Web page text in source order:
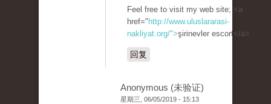
Feel free to visit my web site; <a
href=" http://www.uluslararasi-
nakliyat.org/">şirinevler escort</a>
回复
Anonymous (未验证)
星期三, 06/05/2019 - 15:13